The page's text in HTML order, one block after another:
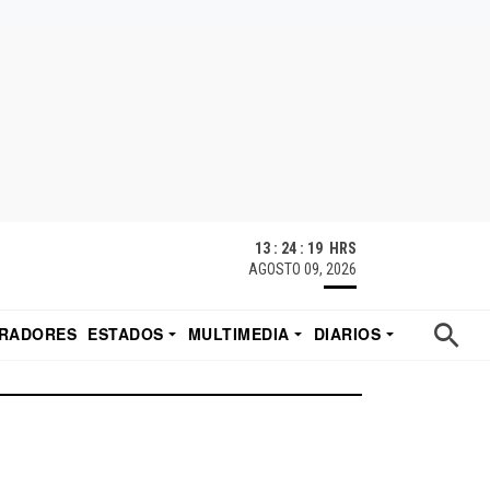
13 : 24 : 19 HRS
AGOSTO 09, 2026
ESTADOS MULTIMEDIA
DIARIOS